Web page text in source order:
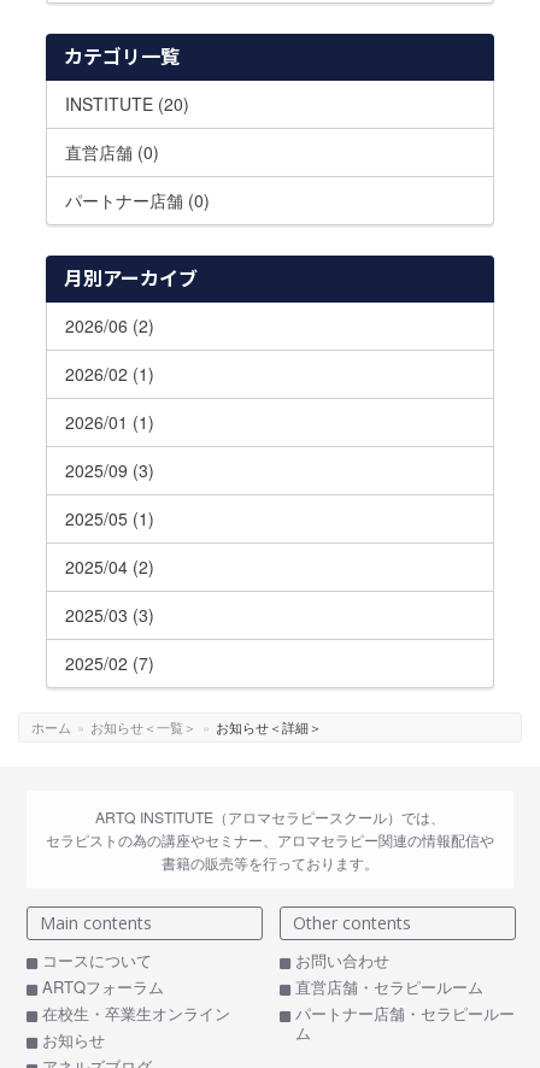
カテゴリ一覧
INSTITUTE (20)
直営店舗 (0)
パートナー店舗 (0)
月別アーカイブ
2026/06 (2)
2026/02 (1)
2026/01 (1)
2025/09 (3)
2025/05 (1)
2025/04 (2)
2025/03 (3)
2025/02 (7)
ホーム » お知らせ＜一覧＞ » お知らせ＜詳細＞
ARTQ INSTITUTE（アロマセラピースクール）では、
セラピストの為の講座やセミナー、アロマセラピー関連の情報配信や
書籍の販売等を行っております。
Main contents
コースについて
ARTQフォーラム
在校生・卒業生オンライン
お知らせ
Other contents
お問い合わせ
直営店舗・セラピールーム
パートナー店舗・セラピールー
ム